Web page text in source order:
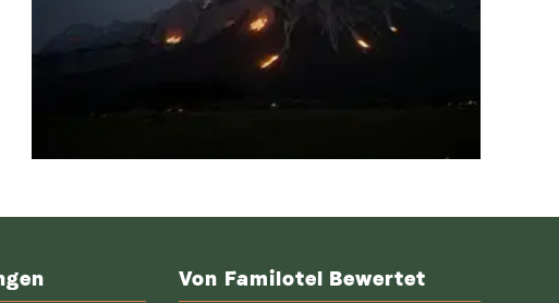
Von Familotel Bewertet